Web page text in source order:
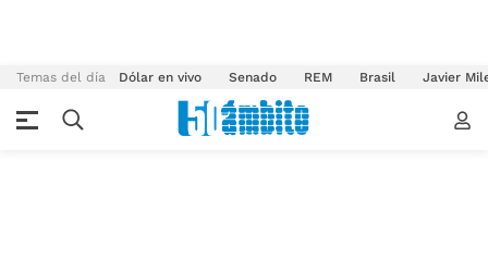
Temas del día Dólar en vivo Senado REM Brasil Javier